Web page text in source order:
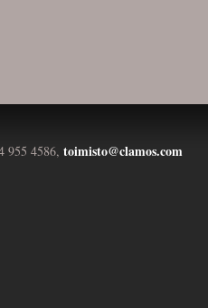
955 4586, toimisto@clamos.com